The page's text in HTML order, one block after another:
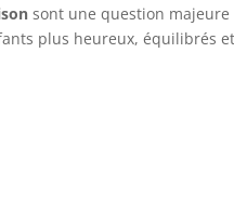
sont une question
plus heureux, équilibrés